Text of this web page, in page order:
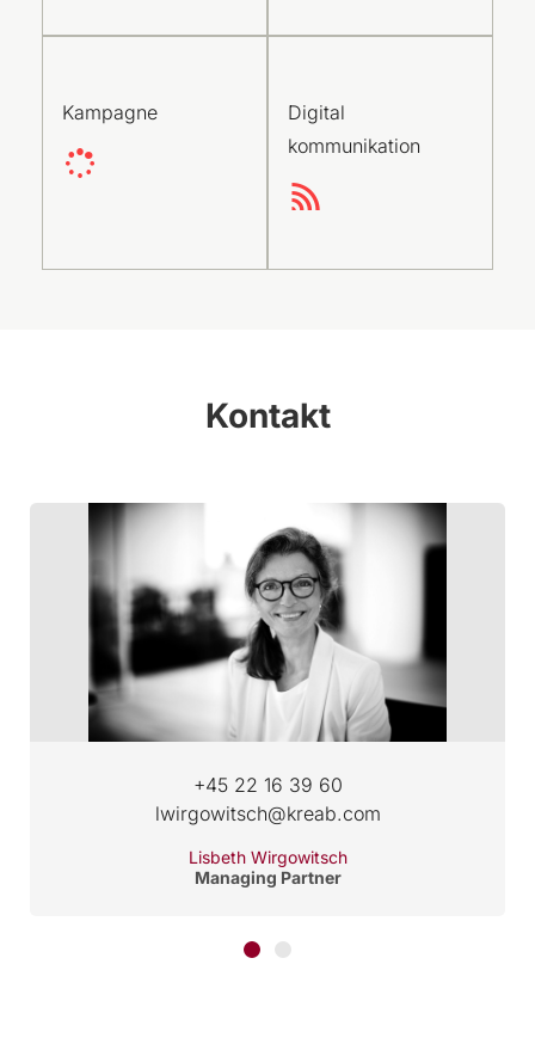
Kampagne
Digital
kommunikation
Kontakt
+45 22 16 39 60
lwirgowitsch@kreab.com
Lisbeth Wirgowitsch
Managing Partner